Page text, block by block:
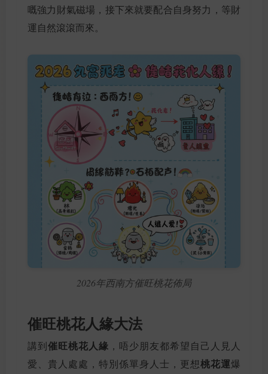
嘅強力財氣磁場，接下來就要配合自身努力，等財
運自然滾滾而來。
2026年西南方催旺桃花佈局
催旺桃花人緣大法
講到催旺桃花人緣 ，唔少朋友都希望自己人見人
愛、貴人處處，特別係單身人士，更想桃花運爆